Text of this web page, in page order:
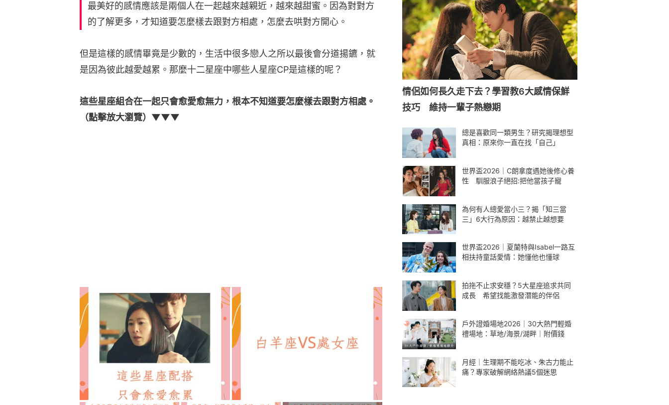
最美好的感情應該是兩個人在一起越來越親近，越來越甜蜜。因為對對方
的了解更多，才知道要怎麼樣去跟對方相處，怎麼去哄對方開心。
但是這樣的感情畢竟是少數的，生活中很多戀人之所以最後會分道揚鑣，就
是因為彼此越愛越累。那麼十二星座中哪些人星座CP是這樣的呢？
這些星座組合在一起只會愈愛愈無力，根本不知道要怎麼樣去跟對方相處。
（點擊放大瀏覽）▼▼▼
情侶如何長久走下去？學習教6大感情保鮮
技巧 維持一輩子熱戀期
總是喜歡同一類男生？研究揭理想型
真相：原來你一直在找「自己」
世界盃2026｜C朗拿度遇她後修心養
性 馴服浪子絕招:把他當孩子寵
為何有人總愛當小三？揭「知三當
三」6大行為原因：越禁止越想要
世界盃2026｜夏蘭特與Isabel一路互
相扶持童話愛情：她懂他也懂球
拍拖不止求安穩？5大星座追求共同
成長 希望找能激發潛能的伴侶
戶外證婚場地2026｜30大熱門輕婚
禮場地：草地/海景/湖畔｜附價錢
月經｜生理期不能吃冰、朱古力能止
痛？專家破解網絡熱議5個迷思